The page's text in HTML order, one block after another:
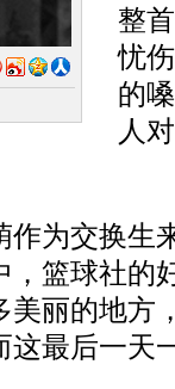
整
忧
的
人
为交换生
篮球社的
丽的地方
最后一天